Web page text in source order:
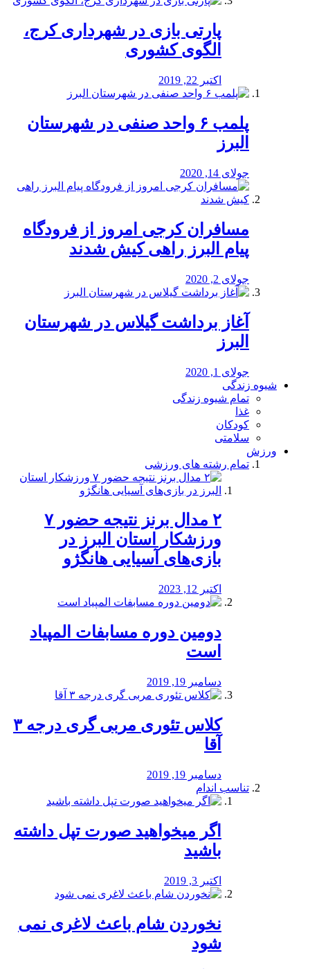
پارتی بازی در شهرداری کرج،
الگوی کشوری
اکتبر 22, 2019
پلمب ۶ واحد صنفی در شهرستان
البرز
جولای 14, 2020
مسافران کرجی امروز از فرودگاه
پیام البرز راهی کیش شدند
جولای 2, 2020
آغاز برداشت گیلاس در شهرستان
البرز
جولای 1, 2020
شیوه زندگی
تمام شیوه زندگی
غذا
کودکان
سلامتی
ورزش
تمام رشته های ورزشی
۲ مدال برنز نتیجه حضور ۷
ورزشکار استان البرز در
بازی‌های آسیایی هانگژو
اکتبر 12, 2023
دومین دوره مسابفات المپیاد
است
دسامبر 19, 2019
کلاس تئوری مربی گری درجه ۳
آقا
دسامبر 19, 2019
تناسب اندام
اگر میخواهید صورت تپل داشته
باشید
اکتبر 3, 2019
نخوردن شام باعث لاغری نمی
‌شود